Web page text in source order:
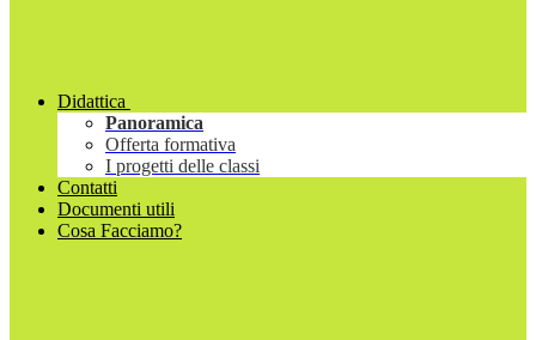
Didattica
Panoramica
Offerta formativa
I progetti delle classi
Contatti
Documenti utili
Cosa Facciamo?